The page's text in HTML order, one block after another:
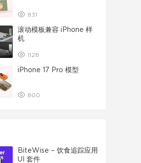
831
滚动模板兼容 iPhone 样
机
1128
iPhone 17 Pro 模型
800
BiteWise – 饮食追踪应用
UI 套件